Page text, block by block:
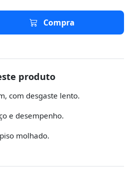
Compra
produto
com desgaste lento.
e desempenho.
molhado.